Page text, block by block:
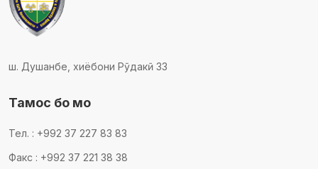
ш. Душанбе, хиёбони Рӯдакӣ 33
Тамос бо мо
Тел. : +992 37 227 83 83
Факс : +992 37 221 38 38